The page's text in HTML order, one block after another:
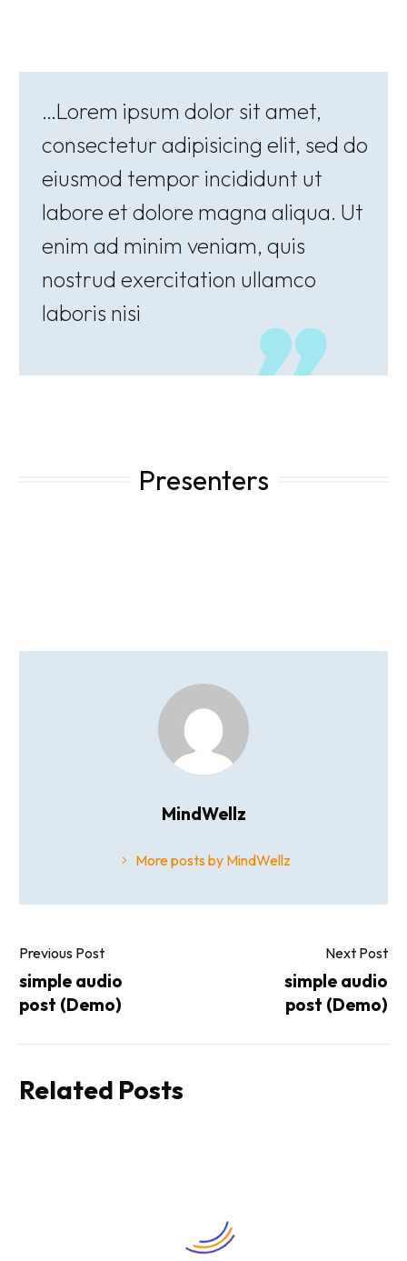
…Lorem ipsum dolor sit amet,
consectetur adipisicing elit, sed do
eiusmod tempor incididunt ut
labore et dolore magna aliqua. Ut
enim ad minim veniam, quis
nostrud exercitation ullamco
laboris nisi
Presenters
MindWellz
More posts by MindWellz
Previous Post
simple audio
post (Demo)
Next Post
simple audio
post (Demo)
Related Posts